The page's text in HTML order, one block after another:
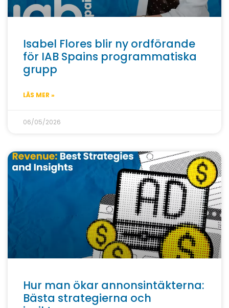
Isabel Flores blir ny ordförande
för IAB Spains programmatiska
grupp
LÄS MER »
06/05/2026
Hur man ökar annonsintäkterna:
Bästa strategierna och